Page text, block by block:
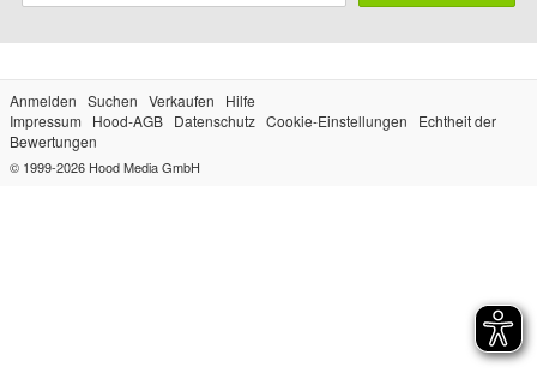
Anmelden Suchen Verkaufen
Hilfe
Impressum
Hood-AGB Datenschutz Cookie-Einstellungen
Echtheit der
Bewertungen
© 1999-2026 Hood Media GmbH